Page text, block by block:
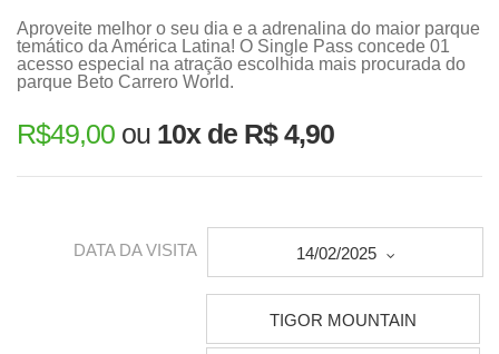
Aproveite melhor o seu dia e a adrenalina do maior parque
temático da América Latina! O Single Pass concede 01
acesso especial na atração escolhida mais procurada do
parque Beto Carrero World.
R$49,00 ou 10x de R$ 4,90
DATA DA VISITA 14/02/2025
TIGOR MOUNTAIN